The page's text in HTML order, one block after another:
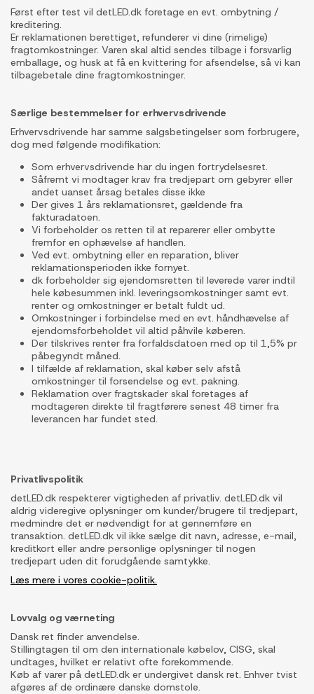
Først efter test vil detLED.dk foretage en evt. ombytning /
kreditering.
Er reklamationen berettiget, refunderer vi dine (rimelige)
fragtomkostninger. Varen skal altid sendes tilbage i forsvarlig
emballage, og husk at få en kvittering for afsendelse, så vi kan
tilbagebetale dine fragtomkostninger.
Særlige bestemmelser for erhvervsdrivende
Erhvervsdrivende har samme salgsbetingelser som forbrugere,
dog med følgende modifikation:
Som erhvervsdrivende har du ingen fortrydelsesret.
Såfremt vi modtager krav fra tredjepart om gebyrer eller
andet uanset årsag betales disse ikke
Der gives 1 års reklamationsret, gældende fra
fakturadatoen.
Vi forbeholder os retten til at reparerer eller ombytte
fremfor en ophævelse af handlen.
Ved evt. ombytning eller en reparation, bliver
reklamationsperioden ikke fornyet.
dk forbeholder sig ejendomsretten til leverede varer indtil
hele købesummen inkl. leveringsomkostninger samt evt.
renter og omkostninger er betalt fuldt ud.
Omkostninger i forbindelse med en evt. håndhævelse af
ejendomsforbeholdet vil altid påhvile køberen.
Der tilskrives renter fra forfaldsdatoen med op til 1,5% pr
påbegyndt måned.
I tilfælde af reklamation, skal køber selv afstå
omkostninger til forsendelse og evt. pakning.
Reklamation over fragtskader skal foretages af
modtageren direkte til fragtførere senest 48 timer fra
leverancen har fundet sted.
Privatlivspolitik
detLED.dk respekterer vigtigheden af privatliv. detLED.dk vil
aldrig videregive oplysninger om kunder/brugere til tredjepart,
medmindre det er nødvendigt for at gennemføre en
transaktion. detLED.dk vil ikke sælge dit navn, adresse, e-mail,
kreditkort eller andre personlige oplysninger til nogen
tredjepart uden dit forudgående samtykke.
Læs mere i vores cookie-politik.
Lovvalg og værneting
Dansk ret finder anvendelse.
Stillingtagen til om den internationale købelov, CISG, skal
undtages, hvilket er relativt ofte forekommende.
Køb af varer på detLED.dk er undergivet dansk ret. Enhver tvist
afgøres af de ordinære danske domstole.